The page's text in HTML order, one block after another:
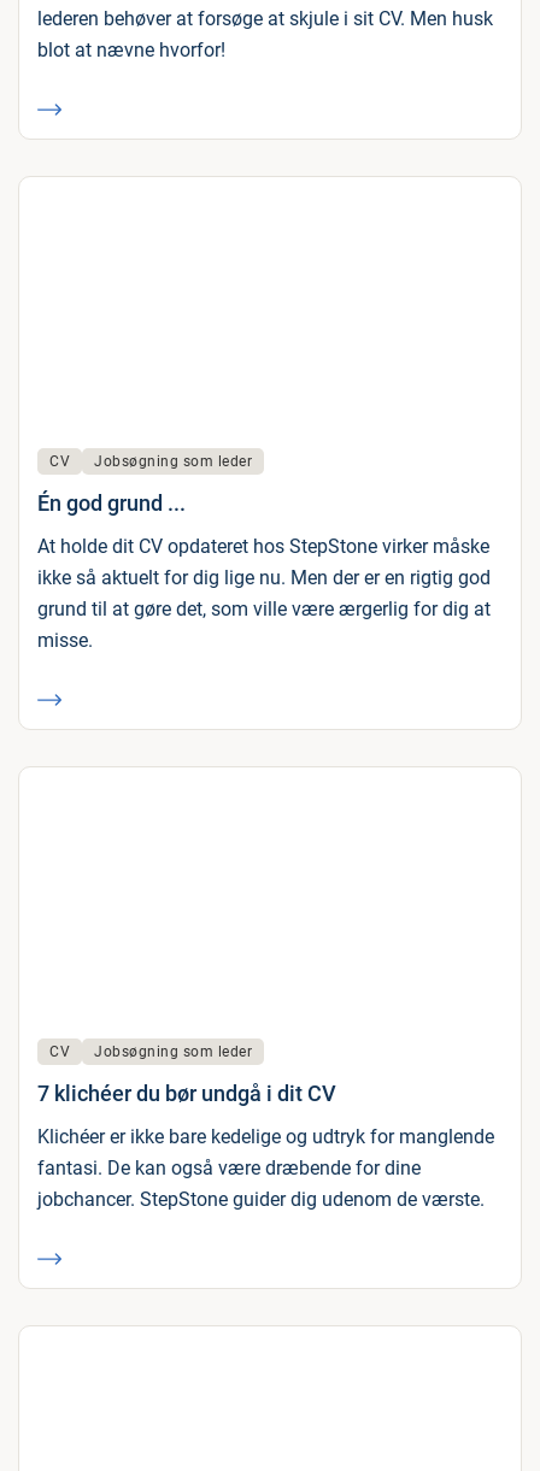
lederen behøver at forsøge at skjule i sit CV. Men husk
blot at nævne hvorfor!
CV Jobsøgning som leder
Én god grund ...
At holde dit CV opdateret hos StepStone virker måske
ikke så aktuelt for dig lige nu. Men der er en rigtig god
grund til at gøre det, som ville være ærgerlig for dig at
misse.
CV Jobsøgning som leder
7 klichéer du bør undgå i dit CV
Klichéer er ikke bare kedelige og udtryk for manglende
fantasi. De kan også være dræbende for dine
jobchancer. StepStone guider dig udenom de værste.